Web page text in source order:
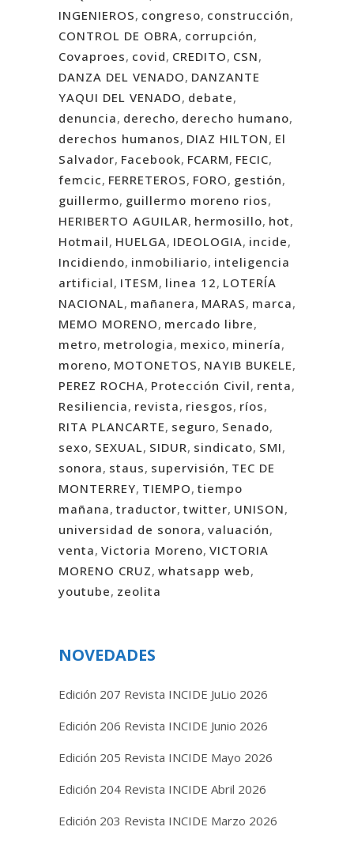
INGENIEROS, congreso, construcción,
CONTROL DE OBRA, corrupción,
Covaproes, covid, CREDITO, CSN,
DANZA DEL VENADO, DANZANTE
YAQUI DEL VENADO, debate,
denuncia, derecho, derecho humano,
derechos humanos, DIAZ HILTON, El
Salvador, Facebook, FCARM, FECIC,
femcic, FERRETEROS, FORO, gestión,
guillermo, guillermo moreno rios,
HERIBERTO AGUILAR, hermosillo, hot,
Hotmail, HUELGA, IDEOLOGIA, incide,
Incidiendo, inmobiliario, inteligencia
artificial, ITESM, linea 12, LOTERÍA
NACIONAL, mañanera, MARAS, marca,
MEMO MORENO, mercado libre,
metro, metrologia, mexico, minería,
moreno, MOTONETOS, NAYIB BUKELE,
PEREZ ROCHA, Protección Civil, renta,
Resiliencia, revista, riesgos, ríos,
RITA PLANCARTE, seguro, Senado,
sexo, SEXUAL, SIDUR, sindicato, SMI,
sonora, staus, supervisión, TEC DE
MONTERREY, TIEMPO, tiempo
mañana, traductor, twitter, UNISON,
universidad de sonora, valuación,
venta, Victoria Moreno, VICTORIA
MORENO CRUZ, whatsapp web,
youtube, zeolita
NOVEDADES
Edición 207 Revista INCIDE JuLio 2026
Edición 206 Revista INCIDE Junio 2026
Edición 205 Revista INCIDE Mayo 2026
Edición 204 Revista INCIDE Abril 2026
Edición 203 Revista INCIDE Marzo 2026